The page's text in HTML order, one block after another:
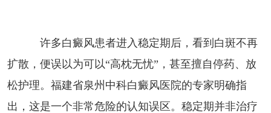
许多白癜风患者进入稳定期后，看到白斑不再
扩散，便误以为可以“高枕无忧”，甚至擅自停药、放
松护理。福建省泉州中科白癜风医院的专家明确指
出，这是一个非常危险的认知误区。稳定期并非治疗